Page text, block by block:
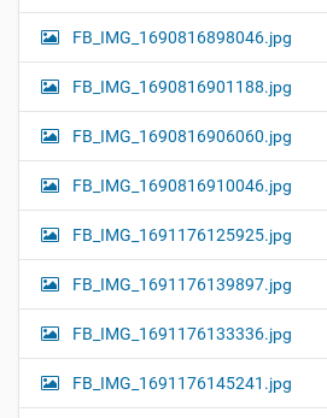
FB_IMG_1690816898046.jpg
FB_IMG_1690816901188.jpg
FB_IMG_1690816906060.jpg
FB_IMG_1690816910046.jpg
FB_IMG_1691176125925.jpg
FB_IMG_1691176139897.jpg
FB_IMG_1691176133336.jpg
FB_IMG_1691176145241.jpg